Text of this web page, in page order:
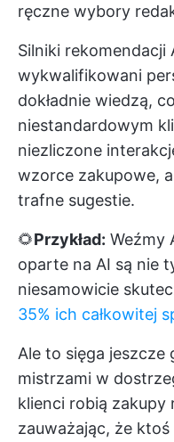
ręczne wybory
Silniki rekomendacji
wykwalifikowani
dokładnie wiedzą,
niestandardowym
niezliczone
wzorce zakupowe,
trafne sugestie.
🌻Przykład: Weźmy
oparte na AI są nie
niesamowicie
35% ich całkowitej
Ale to sięga jeszcze
mistrzami w
klienci robią zakupy
zauważając, że